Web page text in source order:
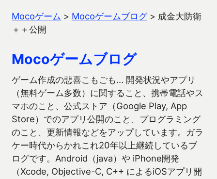
Mocoゲーム > Mocoゲームブログ> 成金大防衛
＋＋公開
Mocoゲームブログ
ゲーム作成の悲喜こもごも… 開発状況やアプリ
（無料ゲーム多数）に関すること、携帯電話やス
マホのこと、公式ストア（Google Play, App
Store）でのアプリ公開のこと、プログラミング
のこと、更新情報などをアップしています。ガラ
ケー時代からかれこれ20年以上継続しているブ
ログです。Android（java）や iPhone開発
（Xcode, Objective-C, C++ によるiOSアプリ開